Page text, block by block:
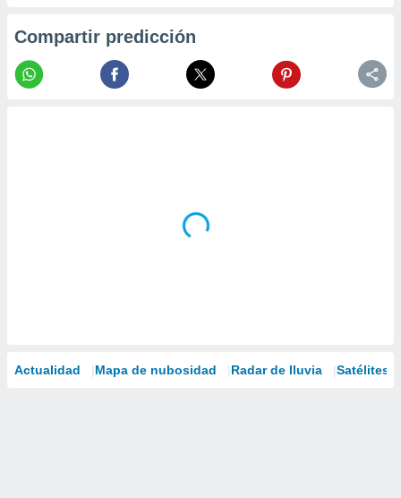
Compartir predicción
Actualidad Mapa de nubosidad Radar de lluvia Satélites